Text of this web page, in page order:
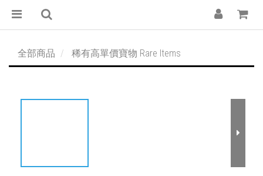
全部商品 稀有高單價寶物 Rare Items